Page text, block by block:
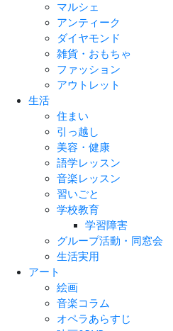
マルシェ
アンティーク
ダイヤモンド
雑貨・おもちゃ
ファッション
アウトレット
生活
住まい
引っ越し
美容・健康
語学レッスン
音楽レッスン
習いごと
学校教育
学習障害
グループ活動・同窓会
生活実用
アート
絵画
音楽コラム
オペラあらすじ